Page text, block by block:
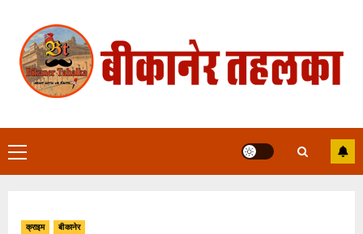
content
Primary
Menu
क्राइम बीकानेर